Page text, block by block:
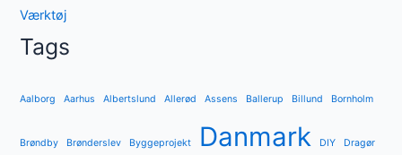
Værktøj
Tags
Aalborg Aarhus Albertslund Allerød Assens Ballerup Billund Bornholm
Brøndby Brønderslev Byggeprojekt Danmark DIY Dragør